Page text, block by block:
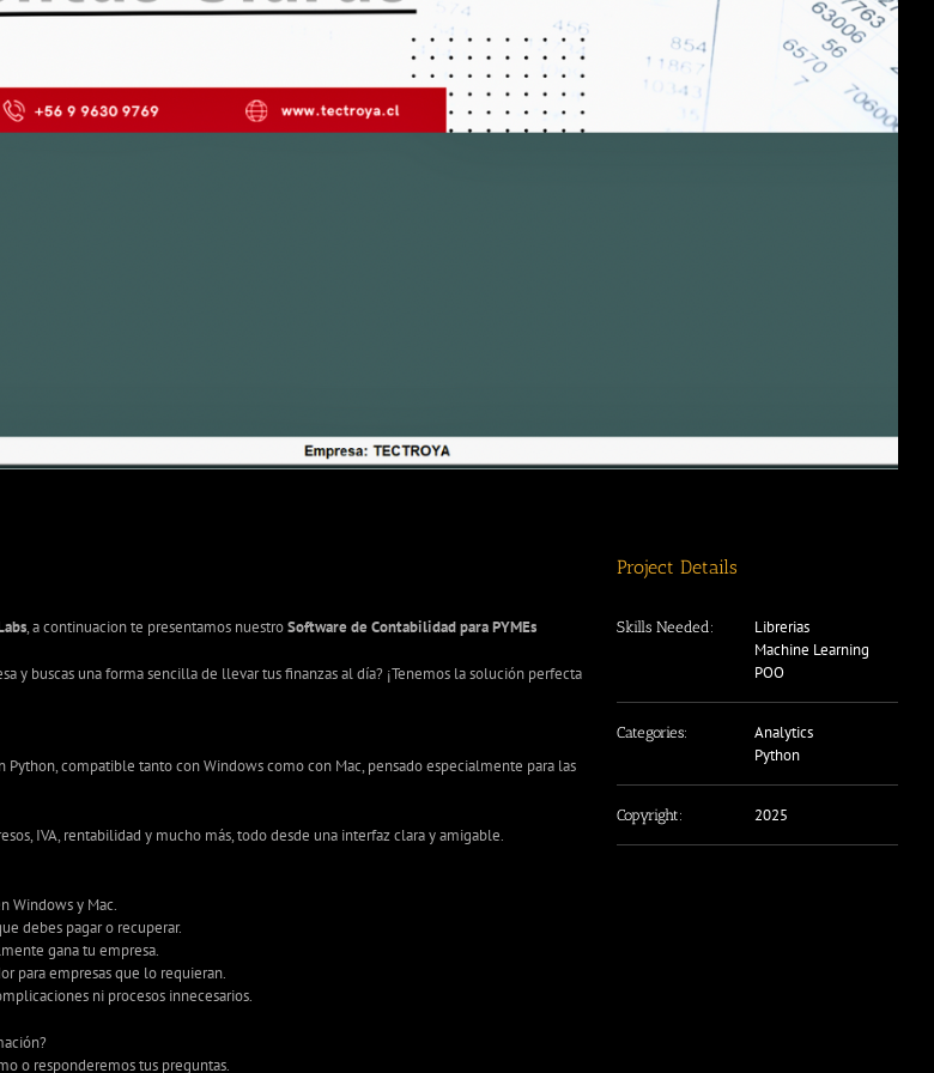
, a continuacion te presentamos nuestroSoftware de Contabilidad para PYMEs
y buscas una forma sencilla de llevar tus finanzas al día? ¡Tenemos la solución perfecta
compatible tanto con Windows como con Mac, pensado especialmente para las
IVA, rentabilidad y mucho más, todo desde una interfaz clara y amigable.
Windows y Mac.
debes pagar o recuperar.
gana tu empresa.
para empresas que lo requieran.
ni procesos innecesarios.
o responderemos tus preguntas.
Project Details
Skills Needed:
Librerias
Machine Learning
POO
Categories:
Analytics
Python
Copyright: 2025